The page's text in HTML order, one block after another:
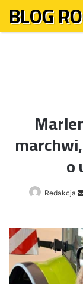
BLOG
o
Redakcja